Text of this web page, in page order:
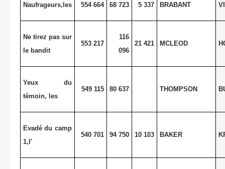
Naufrageurs,les 554 664 68 723 5 337 BRABANT
Ne tirez pas sur
le bandit
553 217
116
096
21 421 MCLEOD
Yeux du
témoin, les
549 115 80 637 THOMPSON
Evadé du camp
1,l'
540 701 94 750 10 103 BAKER